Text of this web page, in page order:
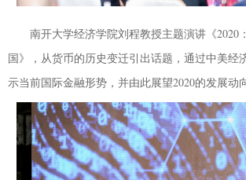
南开大学经济学院刘程教授主题演讲《2020
国》，从货币的历史变迁引出话题，通过中美经
示当前国际金融形势，并由此展望2020的发展动